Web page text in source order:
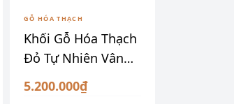
GỖ HÓA THẠCH
Khối Gỗ Hóa Thạch
Đỏ Tự Nhiên Vân
Đẹp
5.200.000₫